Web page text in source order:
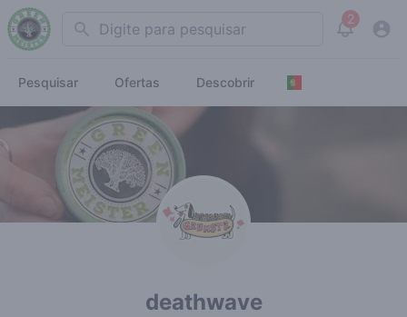
Search 2
View
Pesquisar Ofertas Descobrir
deathwave